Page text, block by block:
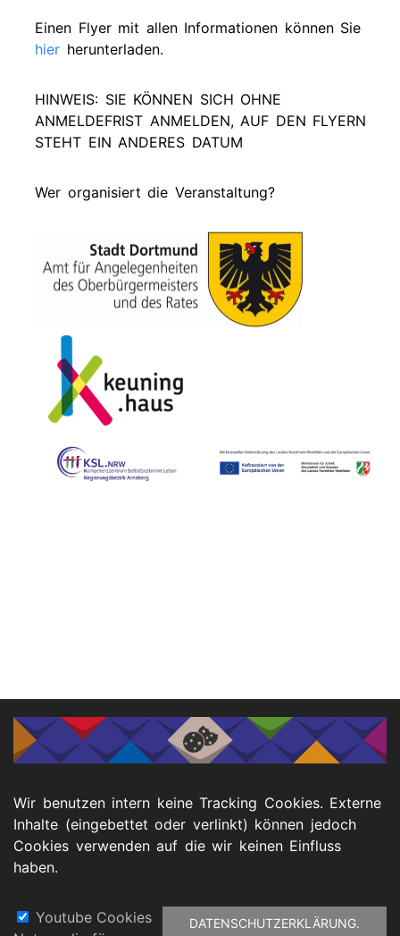
Einen Flyer mit allen Informationen können Sie
hier herunterladen.
HINWEIS: SIE KÖNNEN SICH OHNE
ANMELDEFRIST ANMELDEN, AUF DEN FLYERN
STEHT EIN ANDERES DATUM
Wer organisiert die Veranstaltung?
Wir benutzen intern keine Tracking Cookies. Externe
Inhalte (eingebettet oder verlinkt) können jedoch
Cookies verwenden auf die wir keinen Einfluss
haben.
DATENSCHUTZERKLÄRUNG.
Youtube Cookies